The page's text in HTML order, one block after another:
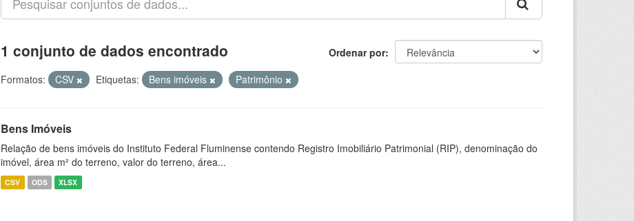
Ordenar por
1 conjunto de dados encontrado
Formatos: CSV Etiquetas: Bens imóveis Patrimônio
Bens Imóveis
Relação de bens imóveis do Instituto Federal Fluminense contendo Registro Imobiliário Patrimonial (RIP), denominação do
imóvel, área m² do terreno, valor do terreno, área...
CSV ODS XLSX